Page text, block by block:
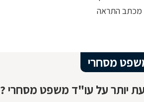
מכתב התראה
מסחרי
יותר על עו"ד משפט מסחרי ?